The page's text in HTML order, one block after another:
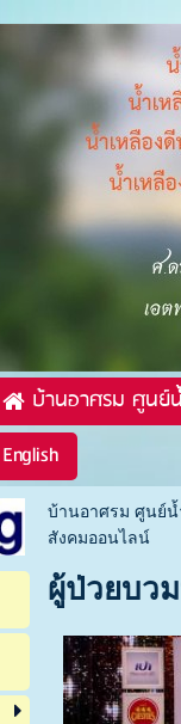
บ้านอาศรม ศูนย์
English
บ้านอาศรม ศูนย์น้
สังคมออนไลน์
ผู้ป่วยบว